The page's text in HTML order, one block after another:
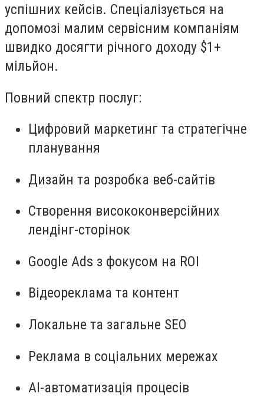
успішних кейсів. Спеціалізується на
допомозі малим сервісним компаніям
швидко досягти річного доходу $1+
мільйон.
Повний спектр послуг:
Цифровий маркетинг та стратегічне
планування
Дизайн та розробка веб-сайтів
Створення висококонверсійних
лендінг-сторінок
Google Ads з фокусом на ROI
Відеореклама та контент
Локальне та загальне SEO
Реклама в соціальних мережах
AI-автоматизація процесів